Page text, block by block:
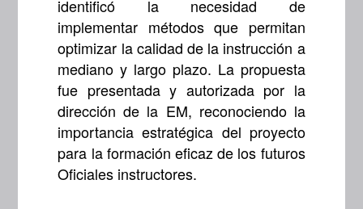
identificó la necesidad de
implementar métodos que permitan
optimizar la calidad de la instrucción a
mediano y largo plazo. La propuesta
fue presentada y autorizada por la
dirección de la EM, reconociendo la
importancia estratégica del proyecto
para la formación eficaz de los futuros
Oficiales instructores.